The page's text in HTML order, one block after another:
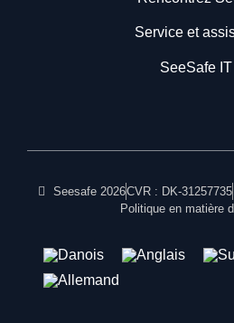
Service et
SeeSafe IT
Seesafe 2026CVR : DK-31257735
Politique en matière